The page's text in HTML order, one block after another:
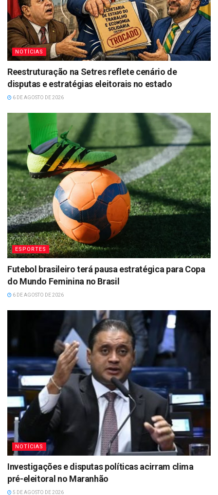
NOTÍCIAS
Reestruturação na Setres reflete cenário de
disputas e estratégias eleitorais no estado
6 DE AGOSTO DE 2026
ESPORTES
Futebol brasileiro terá pausa estratégica para Copa
do Mundo Feminina no Brasil
6 DE AGOSTO DE 2026
NOTÍCIAS
Investigações e disputas políticas acirram clima
pré-eleitoral no Maranhão
5 DE AGOSTO DE 2026